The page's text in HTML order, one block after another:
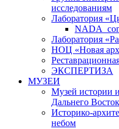
исследованиям
Лаборатория
Лаборатория
НОЦ «Новая
ЭКСПЕРТИЗА
МУЗЕИ
Музей истории
Дальнего
Историко-
небом